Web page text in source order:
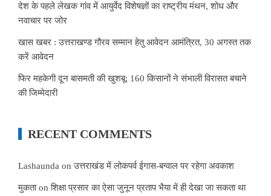
देश के पहले लेखक गांव में आयुर्वेद विशेषज्ञों का राष्ट्रीय मंथन, शोध और
नवाचार पर जोर
खास खबर : उत्तराखण्ड गौरव सम्मान हेतु आवेदन आमंत्रित, 30 अगस्त तक
करें आवेदन
फिर महकेगी दून बासमती की खुशबू: 160 किसानों ने संभाली विरासत बचाने
की जिम्मेदारी
RECENT COMMENTS
Lashaunda onउत्तराखंड में लोकपर्व ईगास-बग्वाल पर रहेगा अवकाश
मुकताonशिक्षा प्रसार का ऐसा जुनून प्रताप भैया में ही देखा जा सकता था